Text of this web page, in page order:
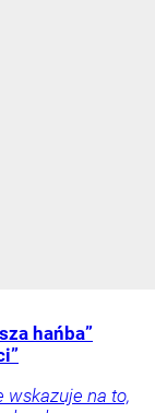
hańba”
wskazuje na to,